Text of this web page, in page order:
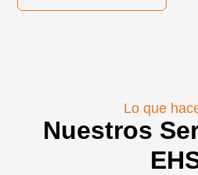
Lo que
Nuestros